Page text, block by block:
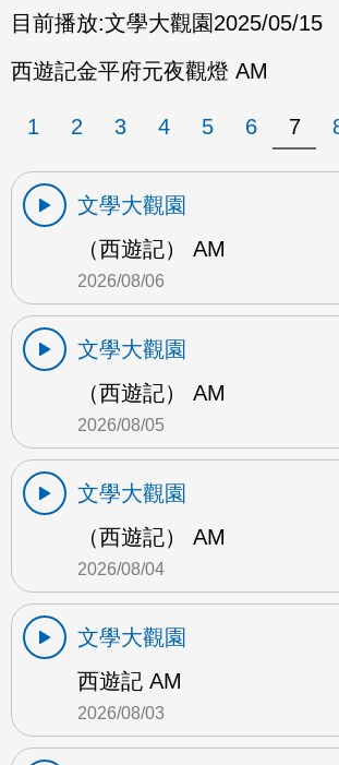
目前播放:文學大觀園2025/05/15
西遊記金平府元夜觀燈 AM
1 2 3 4 5 6 7
文學大觀園
（西遊記） AM
2026/08/06
文學大觀園
（西遊記） AM
2026/08/05
文學大觀園
（西遊記） AM
2026/08/04
文學大觀園
西遊記 AM
2026/08/03